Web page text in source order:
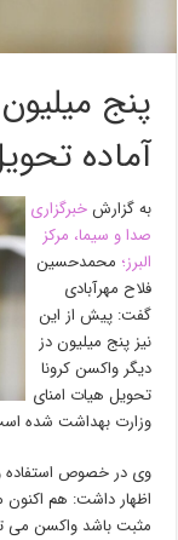
پنج
آماده
به گزارشخبرگزاری
صدا و سیما، مرکز
البرز؛ محمدحسین
فلاح مهرآبادی
گفت: پیش از این
نیز پنج میلیون دز
دیگر واکسن کرونا
تحویل هیات امنای
وزارت بهداشت شده
وی در خصوص استفاده
اظهار داشت: هم اکنون
مثبت باشد واکسن می